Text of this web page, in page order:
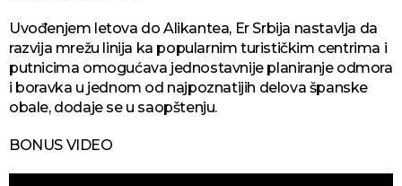
Uvođenjem letova do Alikantea, Er Srbija nastavlja da
razvija mrežu linija ka popularnim turističkim centrima i
putnicima omogućava jednostavnije planiranje odmora
i boravka u jednom od najpoznatijih delova španske
obale, dodaje se u saopštenju.
BONUS VIDEO